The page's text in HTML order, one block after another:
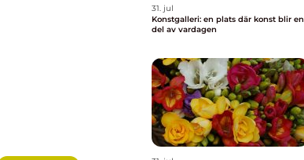
31. jul
Konstgalleri: en plats där konst blir en
del av vardagen